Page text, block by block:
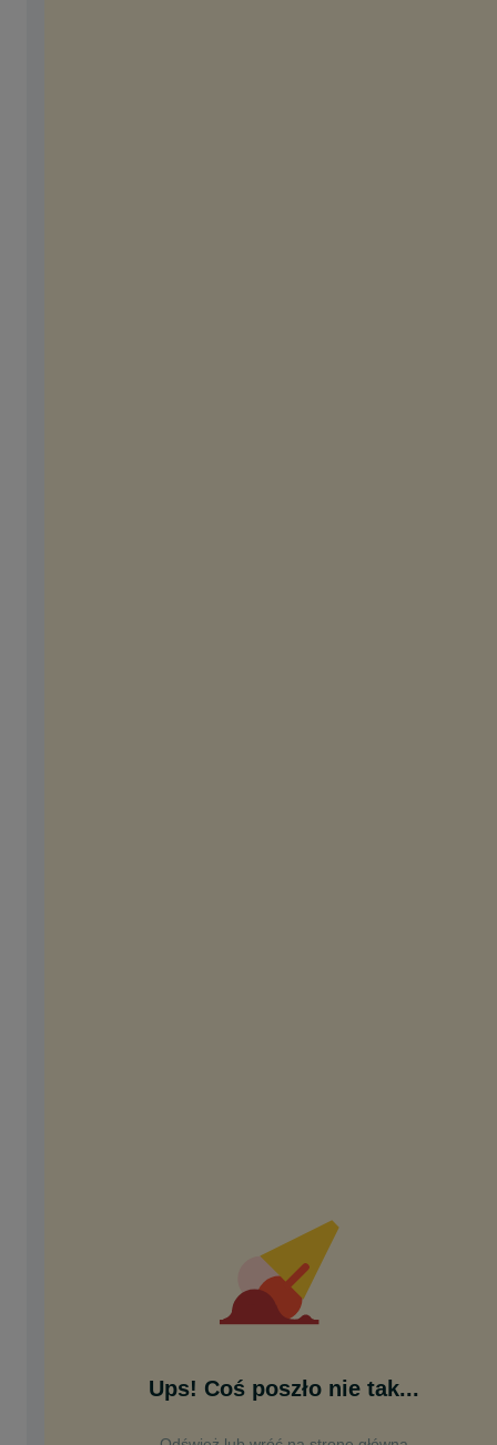
Ups! Coś poszło nie tak...